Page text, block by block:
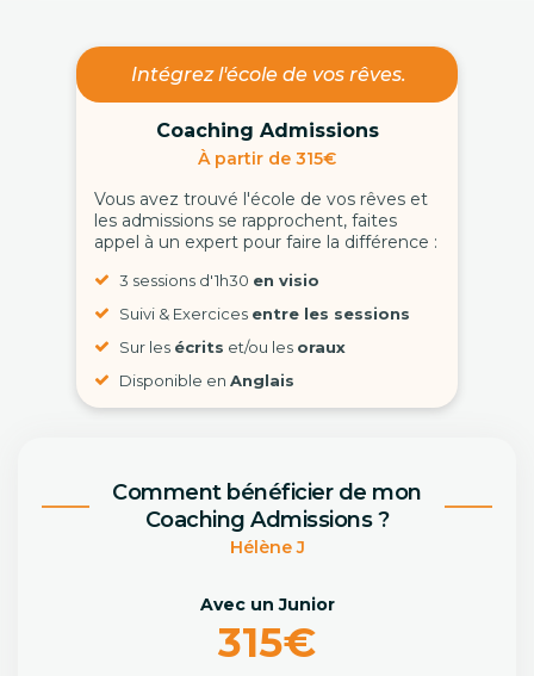
Intégrez l'école de vos rêves.
Coaching Admissions
À partir de 315€
Vous avez trouvé l'école de vos rêves et
les admissions se rapprochent, faites
appel à un expert pour faire la différence :
3 sessions d'1h30 en visio
Suivi & Exercices entre les sessions
Sur les écrits et/ou les oraux
Disponible en Anglais
Comment bénéficier de mon
Coaching Admissions ?
Hélène J
Avec un Junior
315€